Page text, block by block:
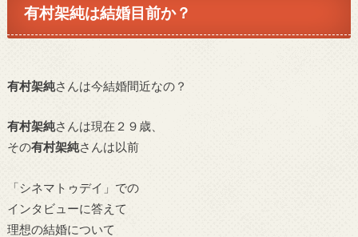
有村架純は結婚目前か？
有村架純さんは今結婚間近なの？
有村架純さんは現在２９歳、
その有村架純さんは以前
「シネマトゥデイ」での
インタビューに答えて
理想の結婚について